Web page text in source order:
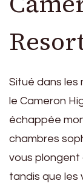
Situé dans les
le Cameron
échappée
chambres
vous plongent
tandis que les